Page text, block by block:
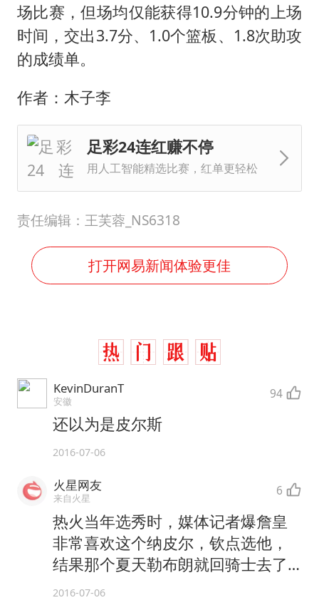
场比赛，但场均仅能获得10.9分钟的上场
时间，交出3.7分、1.0个篮板、1.8次助攻
的成绩单。
作者：木子李
足彩24连红赚不停
用人工智能精选比赛，红单更轻松
责任编辑：王芙蓉_NS6318
打开网易新闻体验更佳
KevinDuranT
安徽 94
还以为是皮尔斯
2016-07-06
火星网友
来自火星 6
热火当年选秀时，媒体记者爆詹皇
非常喜欢这个纳皮尔，钦点选他，
结果那个夏天勒布朗就回骑士去了…
2016-07-06